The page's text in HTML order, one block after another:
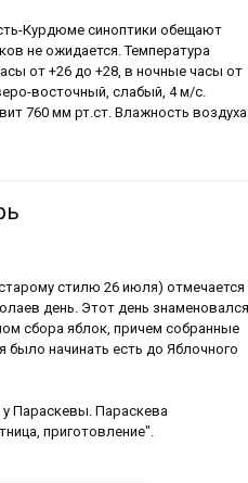
Курдюме синоптики обещают
не ожидается. Температура
от +26 до +28, в ночные часы от
восточный, слабый, 4 м/с.
760 мм рт.ст. Влажность воздуха
стилю 26 июля) отмечается
день. Этот день знаменовался
сбора яблок, причем собранные
было начинать есть до Яблочного
Параскевы. Параскева
приготовление".